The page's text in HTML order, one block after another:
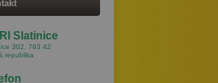
Slatinice
302, 783 42
republika